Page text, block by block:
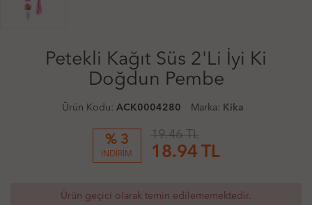
Petekli Kağıt Süs 2'Li İyi Ki
Doğdun Pembe
Ürün Kodu: ACK0004280 Marka: Kika
% 3
İNDİRİM
19.46 TL
18.94 TL
Ürün geçici olarak temin edilememektedir.